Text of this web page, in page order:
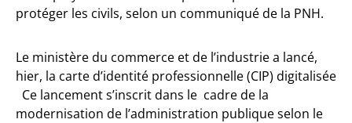
protéger les civils, selon un communiqué de la PNH.
Le ministère du commerce et de l’industrie a lancé,
hier, la carte d’identité professionnelle (CIP) digitalisée
Ce lancement s’inscrit dans le cadre de la
modernisation de l’administration publique selon le